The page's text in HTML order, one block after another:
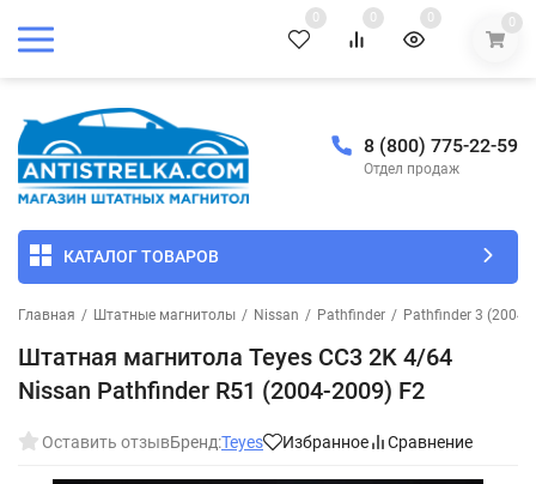
0 0 0 0
8 (800) 775-22-59
Отдел продаж
КАТАЛОГ ТОВАРОВ
Главная / Штатные магнитолы / Nissan / Pathfinder / Pathfinder 3 (2004-
Штатная магнитола Teyes CC3 2K 4/64
Nissan Pathfinder R51 (2004-2009) F2
Оставить отзывБренд:Teyes Избранное Сравнение